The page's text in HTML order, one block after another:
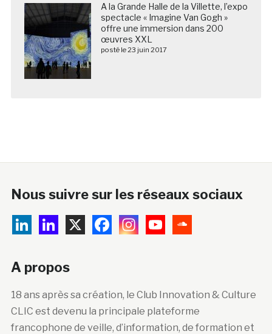
A la Grande Halle de la Villette, l’expo
spectacle « Imagine Van Gogh »
offre une immersion dans 200
œuvres XXL
posté le 23 juin 2017
Nous suivre sur les réseaux sociaux
A propos
18 ans après sa création, le Club Innovation & Culture
CLIC est devenu la principale plateforme
francophone de veille, d’information, de formation et